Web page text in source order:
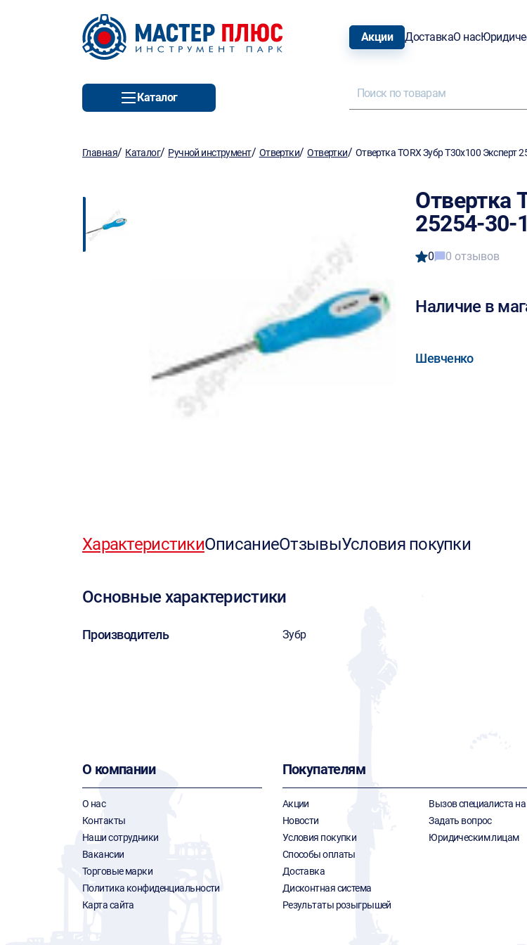
Акции ДоставкаО нас
Каталог
Главная/ Каталог/ Ручной инструмент/ Отвертки/Отвертки/ Отвертка TORX Зубр T30х100 Эксперт
Отвертка
25254-30-
0 0 отзывов
Наличие в
Шевченко
ХарактеристикиОписаниеОтзывыУсловия покупки
Основные характеристики
Производитель Зубр
О компании
О нас
Контакты
Наши сотрудники
Вакансии
Торговые марки
Политика конфиденциальности
Карта сайта
Покупателям
Акции
Новости
Условия покупки
Способы оплаты
Доставка
Дисконтная система
Результаты розыгрышей
Вызов специалиста
Задать вопрос
Юридическим лицам